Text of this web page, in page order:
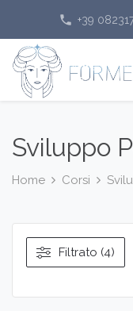
phone +39
Sviluppo
Home Corsi
Filtrato (4)